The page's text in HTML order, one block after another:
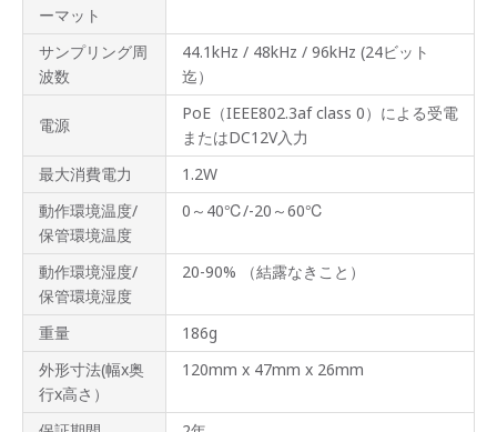
ーマット
サンプリング周
波数
44.1kHz / 48kHz / 96kHz (24ビット
迄）
電源
PoE（IEEE802.3af class 0）による受電
またはDC12V入力
最大消費電力
1.2W
動作環境温度/
保管環境温度
0～40℃/-20～60℃
動作環境湿度/
保管環境湿度
20-90% （結露なきこと）
重量
186g
外形寸法(幅x奥
行x高さ）
120mm x 47mm x 26mm